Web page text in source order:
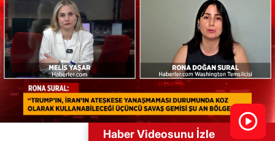
Haber Videosunu İzle